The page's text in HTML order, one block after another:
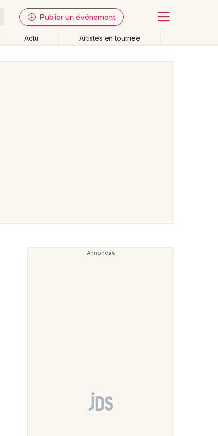
Publier un événement
Actu Artistes en tournée